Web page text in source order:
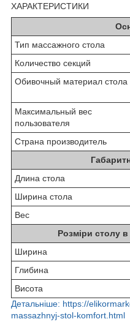
ХАРАКТЕРИСТИКИ
Тип массажного стола
Количество секций
Обивочный материал стола
Максимальный вес
пользователя
Страна производитель
Длина стола
Ширина стола
Вес
Розміри столу
Ширина
Глибина
Висота
Детальніше: https://
massazhnyj-stol-komfort.html